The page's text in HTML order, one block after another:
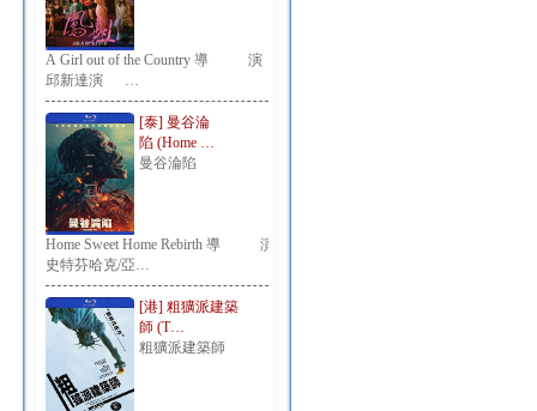
A Girl out of the Country 導 演：
邱新達演 …
[泰] 曼谷淪
陷 (Home …
曼谷淪陷
Home Sweet Home Rebirth 導 演：
史特芬哈克/亞…
[港] 粗獷派建築
師 (T…
粗獷派建築師